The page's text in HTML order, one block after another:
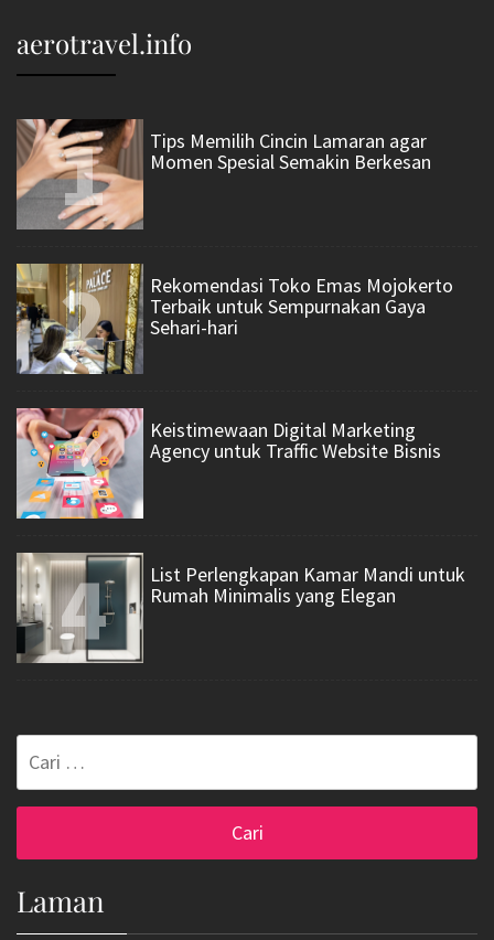
aerotravel.info
1
Tips Memilih Cincin Lamaran agar
Momen Spesial Semakin Berkesan
2
Rekomendasi Toko Emas Mojokerto
Terbaik untuk Sempurnakan Gaya
Sehari-hari
3
Keistimewaan Digital Marketing
Agency untuk Traffic Website Bisnis
4
List Perlengkapan Kamar Mandi untuk
Rumah Minimalis yang Elegan
Laman